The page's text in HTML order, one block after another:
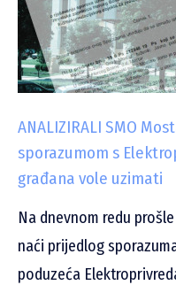
ANALIZIRALI SMO
sporazumom s
građana vole uzimati
Na dnevnom redu
naći prijedlog
poduzeća